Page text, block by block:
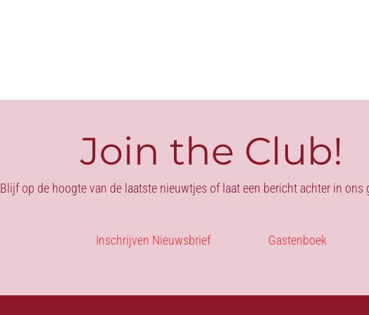
Join the Club!
Blijf op de hoogte van de laatste nieuwtjes of laat een bericht achter in ons
Inschrijven Nieuwsbrief Gastenboek